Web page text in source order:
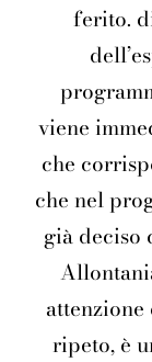
ferito.
viene
che
che nel
già deciso
attenzione
ripeto, è